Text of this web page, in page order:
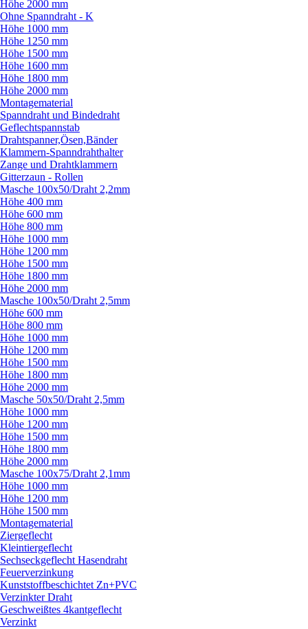
Höhe 2000 mm
Ohne Spanndraht - K
Höhe 1000 mm
Höhe 1250 mm
Höhe 1500 mm
Höhe 1600 mm
Höhe 1800 mm
Höhe 2000 mm
Montagematerial
Spanndraht und Bindedraht
Geflechtspannstab
Drahtspanner,Ösen,Bänder
Klammern-Spanndrahthalter
Zange und Drahtklammern
Gitterzaun - Rollen
Masche 100x50/Draht 2,2mm
Höhe 400 mm
Höhe 600 mm
Höhe 800 mm
Höhe 1000 mm
Höhe 1200 mm
Höhe 1500 mm
Höhe 1800 mm
Höhe 2000 mm
Masche 100x50/Draht 2,5mm
Höhe 600 mm
Höhe 800 mm
Höhe 1000 mm
Höhe 1200 mm
Höhe 1500 mm
Höhe 1800 mm
Höhe 2000 mm
Masche 50x50/Draht 2,5mm
Höhe 1000 mm
Höhe 1200 mm
Höhe 1500 mm
Höhe 1800 mm
Höhe 2000 mm
Masche 100x75/Draht 2,1mm
Höhe 1000 mm
Höhe 1200 mm
Höhe 1500 mm
Montagematerial
Ziergeflecht
Kleintiergeflecht
Sechseckgeflecht Hasendraht
Feuerverzinkung
Kunststoffbeschichtet Zn+PVC
Verzinkter Draht
Geschweißtes 4kantgeflecht
Verzinkt